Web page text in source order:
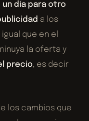
un día para otro
a los
que en el
la oferta y
precio, es decir
los cambios que